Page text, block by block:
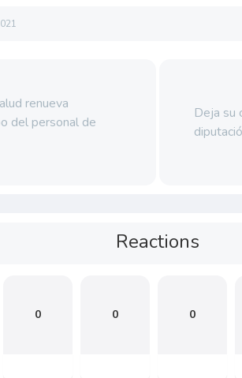
renueva
del personal de
Deja su
Reactions
0 0 0